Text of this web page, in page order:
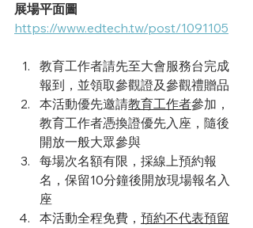
展場平面圖
https://www.edtech.tw/post/1091105
教育工作者請先至大會服務台完成
報到，並領取參觀證及參觀禮贈品
本活動優先邀請教育工作者參加，
教育工作者憑換證優先入座，隨後
開放一般大眾參與
每場次名額有限，採線上預約報
名，保留10分鐘後開放現場報名入
座
本活動全程免費， 預約不代表預留